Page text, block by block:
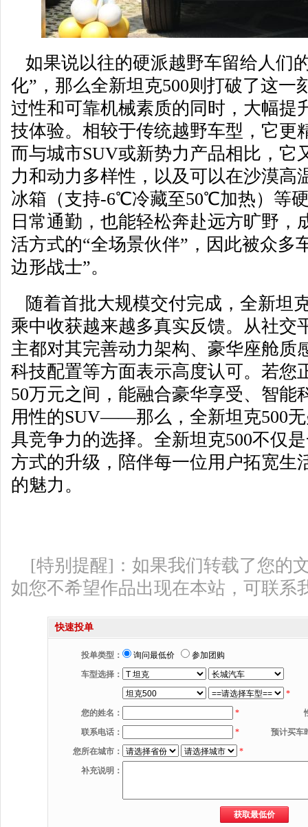
如果说以往的硬派越野车留给人们
化”，那么全新坦克500则打破了这一
过性和可靠机械素质的同时，大幅提
技体验。相较于传统越野车型，它更
而与城市SUV或新势力产品相比，它
力和动力多样性，以及可以在沙漠高
冰箱（支持-6℃冷藏至50℃加热）等
日常通勤，也能轻松奔赴远方旷野，
活方式的“全场景伙伴”，因此被众多
边形战士”。
随着首批大规模交付完成，全新坦
乘中收获越来越多真实反馈。从社交
主都对其完善动力架构、豪华座舱质
科技配置等方面表示高度认可。若您
50万元之间，能融合豪华享受、智能
用性的SUV——那么，全新坦克500
具竞争力的选择。全新坦克500不仅
方式的升级，陪伴每一位用户拓宽生
的魅力。
[特别提醒]：如果我们转载了您的
如您不希望作品出现在本站，可联系
快速投单
投单类型： 询问最低价
参加团购
车型选择：
*
您的姓名：
*
联系电话：
*
预计买车
您所在城市：
*
补充说明：